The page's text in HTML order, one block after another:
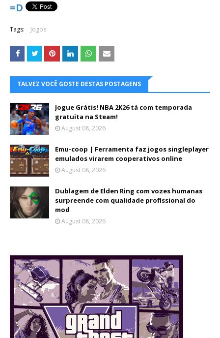
=D
Tags: Jogos
TALVEZ VOCÊ GOSTE DESTAS POSTAGENS
Jogue Grátis! NBA 2K26 tá com temporada
gratuita na Steam!
August 08, 2026
Emu-coop | Ferramenta faz jogos singleplayer
emulados virarem cooperativos online
August 08, 2026
Dublagem de Elden Ring com vozes humanas
surpreende com qualidade profissional do
mod
August 08, 2026